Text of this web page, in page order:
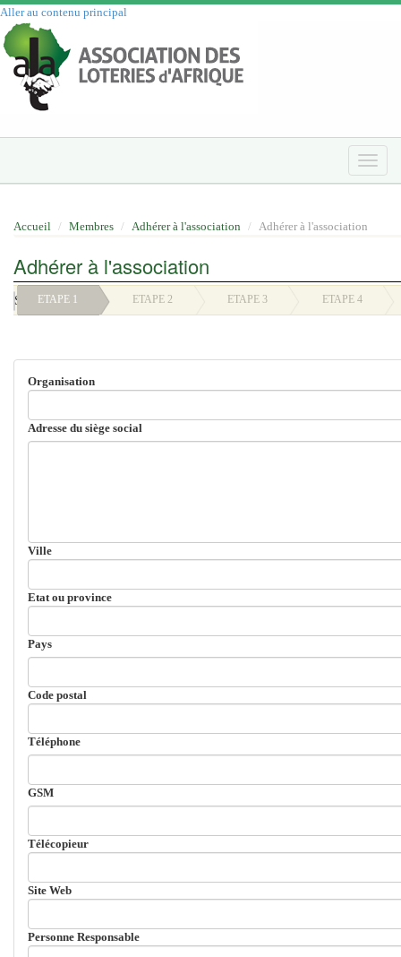
Aller au contenu principal
Toggle
Accueil Membres Adhérer à l'association Adhérer à l'association
Adhérer à l'association
Organisation
Adresse du siège social
Ville
Etat ou province
Pays
Code postal
Téléphone
GSM
Télécopieur
Site Web
Personne Responsable
SuivantETAPE 1 ETAPE 2 ETAPE 3 ETAPE 4